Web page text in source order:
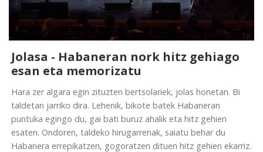
Jolasa - Habaneran nork hitz gehiago
esan eta memorizatu
Hara zer algara egin zituzten bertsolariek, jolas honetan. Bi
taldetan jarriko dira. Lehenik, bikote batek Habaneran
puntuka egingo du, gai bati buruz ahalik eta hitz gehien
esaten. Ondoren, taldeko hirugarrenak, saiatu behar du
Habanera errepikatzen, gogoratzen dituen hitz gehien ekarriz.